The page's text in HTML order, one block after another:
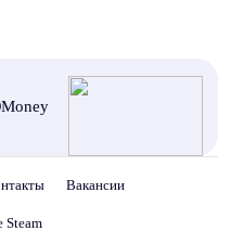
Вакансии
Steam